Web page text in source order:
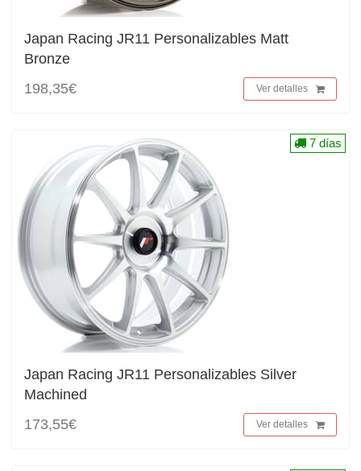
Japan Racing JR11 Personalizables Matt
Bronze
198,35€
Ver detalles
Japan Racing JR11 Personalizables Silver
Machined
173,55€
Ver detalles
7 días